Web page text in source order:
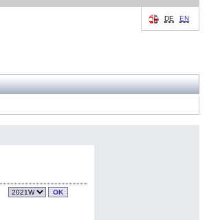
DE EN